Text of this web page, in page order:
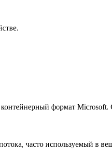
формат
часто используемый в